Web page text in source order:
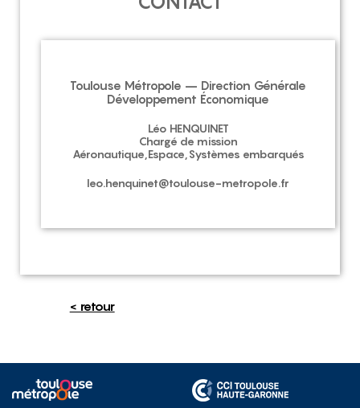
Toulouse Métropole – Direction Générale
Développement Économique
Léo HENQUINET
Chargé de mission
Aéronautique,Espace,Systèmes embarqués
leo.henquinet@toulouse-metropole.fr
< retour